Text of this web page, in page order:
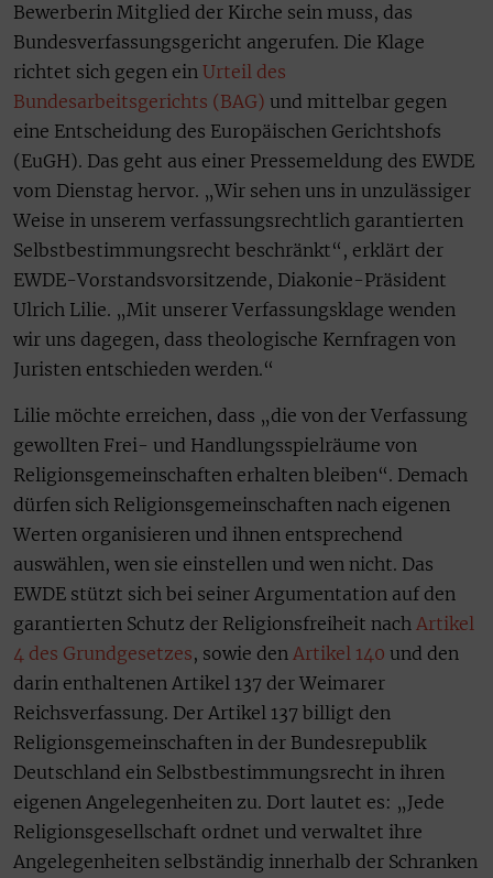
Bewerberin Mitglied der Kirche sein muss, das
Bundesverfassungsgericht angerufen. Die Klage
richtet sich gegen ein Urteil des
Bundesarbeitsgerichts (BAG) und mittelbar gegen
eine Entscheidung des Europäischen Gerichtshofs
(EuGH). Das geht aus einer Pressemeldung des EWDE
vom Dienstag hervor. „Wir sehen uns in unzulässiger
Weise in unserem verfassungsrechtlich garantierten
Selbstbestimmungsrecht beschränkt“, erklärt der
EWDE-Vorstandsvorsitzende, Diakonie-Präsident
Ulrich Lilie. „Mit unserer Verfassungsklage wenden
wir uns dagegen, dass theologische Kernfragen von
Juristen entschieden werden.“
Lilie möchte erreichen, dass „die von der Verfassung
gewollten Frei- und Handlungsspielräume von
Religionsgemeinschaften erhalten bleiben“. Demach
dürfen sich Religionsgemeinschaften nach eigenen
Werten organisieren und ihnen entsprechend
auswählen, wen sie einstellen und wen nicht. Das
EWDE stützt sich bei seiner Argumentation auf den
garantierten Schutz der Religionsfreiheit nach Artikel
4 des Grundgesetzes, sowie den Artikel 140 und den
darin enthaltenen Artikel 137 der Weimarer
Reichsverfassung. Der Artikel 137 billigt den
Religionsgemeinschaften in der Bundesrepublik
Deutschland ein Selbstbestimmungsrecht in ihren
eigenen Angelegenheiten zu. Dort lautet es: „Jede
Religionsgesellschaft ordnet und verwaltet ihre
Angelegenheiten selbständig innerhalb der Schranken